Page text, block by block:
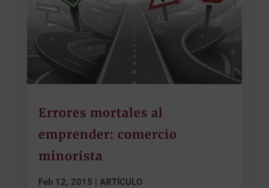
Errores mortales al
emprender: comercio
minorista
Feb 12, 2015 | ARTÍCULO